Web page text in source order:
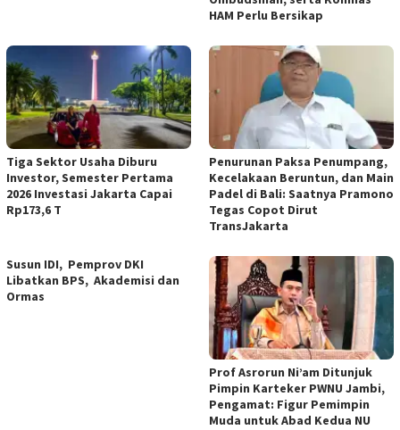
HAM Perlu Bersikap
Tiga Sektor Usaha Diburu
Investor, Semester Pertama
2026 Investasi Jakarta Capai
Rp173,6 T
Penurunan Paksa Penumpang,
Kecelakaan Beruntun, dan Main
Padel di Bali: Saatnya Pramono
Tegas Copot Dirut
TransJakarta
Susun IDI, Pemprov DKI
Libatkan BPS, Akademisi dan
Ormas
Prof Asrorun Ni’am Ditunjuk
Pimpin Karteker PWNU Jambi,
Pengamat: Figur Pemimpin
Muda untuk Abad Kedua NU